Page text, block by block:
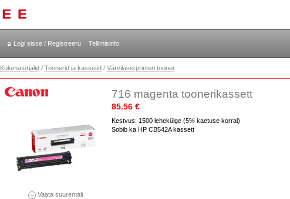
Logi sisse / Registreeru Tellimisinfo
Kulumaterjalid/ Toonerid ja kassetid/ Värvilaserprinteri tooner
Vaata suuremalt
716 magenta toonerikassett
85.56 €
Kestvus: 1500 lehekülge (5% kaetuse korral)
Sobib ka HP CB542A kassett